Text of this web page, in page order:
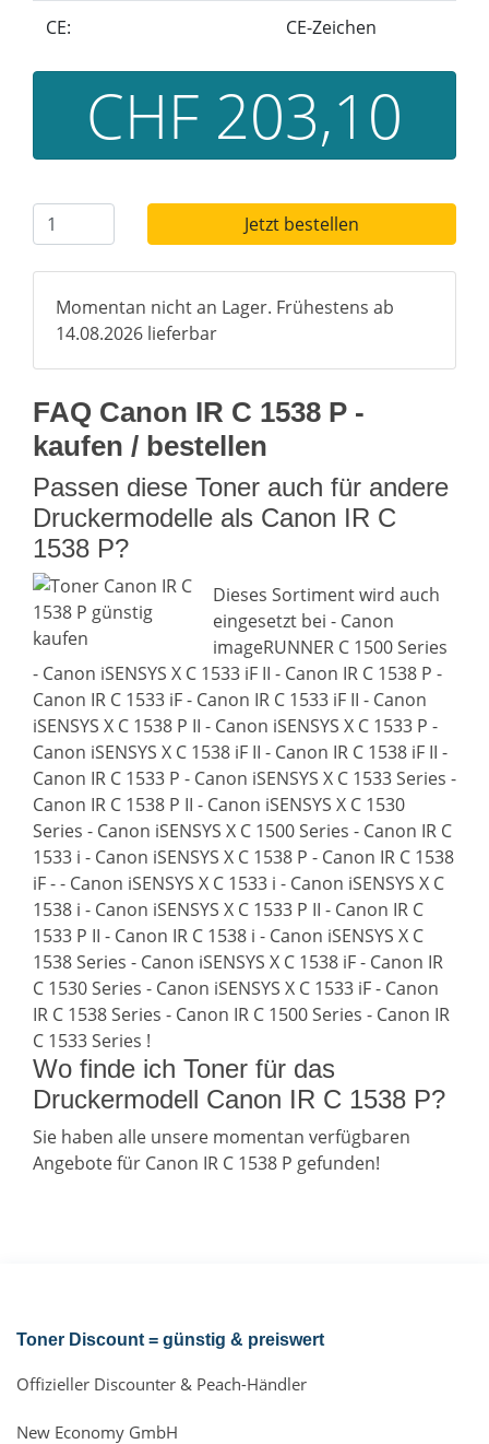
CE: CE-Zeichen
CHF 203,10
Jetzt bestellen
Momentan nicht an Lager. Frühestens ab
14.08.2026 lieferbar
FAQ Canon IR C 1538 P -
kaufen / bestellen
Passen diese Toner auch für andere
Druckermodelle als Canon IR C
1538 P?
Dieses Sortiment wird auch
eingesetzt bei - Canon
imageRUNNER C 1500 Series
- Canon iSENSYS X C 1533 iF II - Canon IR C 1538 P -
Canon IR C 1533 iF - Canon IR C 1533 iF II - Canon
iSENSYS X C 1538 P II - Canon iSENSYS X C 1533 P -
Canon iSENSYS X C 1538 iF II - Canon IR C 1538 iF II -
Canon IR C 1533 P - Canon iSENSYS X C 1533 Series -
Canon IR C 1538 P II - Canon iSENSYS X C 1530
Series - Canon iSENSYS X C 1500 Series - Canon IR C
1533 i - Canon iSENSYS X C 1538 P - Canon IR C 1538
iF - - Canon iSENSYS X C 1533 i - Canon iSENSYS X C
1538 i - Canon iSENSYS X C 1533 P II - Canon IR C
1533 P II - Canon IR C 1538 i - Canon iSENSYS X C
1538 Series - Canon iSENSYS X C 1538 iF - Canon IR
C 1530 Series - Canon iSENSYS X C 1533 iF - Canon
IR C 1538 Series - Canon IR C 1500 Series - Canon IR
C 1533 Series !
Wo finde ich Toner für das
Druckermodell Canon IR C 1538 P?
Sie haben alle unsere momentan verfügbaren
Angebote für Canon IR C 1538 P gefunden!
Toner Discount = günstig & preiswert
Offizieller Discounter & Peach-Händler
New Economy GmbH